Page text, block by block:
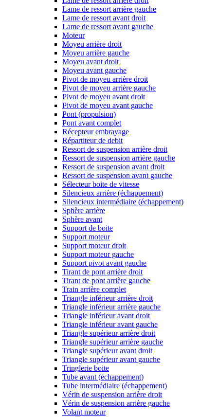
Lame de ressort arrière gauche
Lame de ressort avant droit
Lame de ressort avant gauche
Moteur
Moyeu arrière droit
Moyeu arrière gauche
Moyeu avant droit
Moyeu avant gauche
Pivot de moyeu arrière droit
Pivot de moyeu arrière gauche
Pivot de moyeu avant droit
Pivot de moyeu avant gauche
Pont (propulsion)
Pont avant complet
Récepteur embrayage
Répartiteur de debit
Ressort de suspension arrière droit
Ressort de suspension arrière gauche
Ressort de suspension avant droit
Ressort de suspension avant gauche
Sélecteur boite de vitesse
Silencieux arrière (échappement)
Silencieux intermédiaire (échappement)
Sphère arrière
Sphère avant
Support de boite
Support moteur
Support moteur droit
Support moteur gauche
Support pivot avant gauche
Tirant de pont arrière droit
Tirant de pont arrière gauche
Train arrière complet
Triangle inférieur arrière droit
Triangle inférieur arrière gauche
Triangle inférieur avant droit
Triangle inférieur avant gauche
Triangle supérieur arrière droit
Triangle supérieur arrière gauche
Triangle supérieur avant droit
Triangle supérieur avant gauche
Tringlerie boite
Tube avant (échappement)
Tube intermédiaire (échappement)
Vérin de suspension arrière droit
Vérin de suspension arrière gauche
Volant moteur